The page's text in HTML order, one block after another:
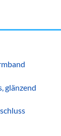
glänzend